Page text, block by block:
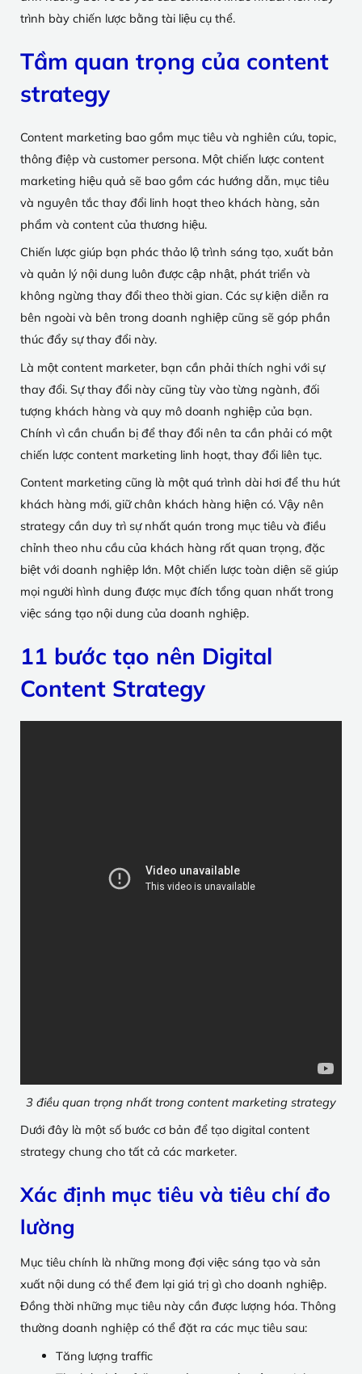
trình bày chiến lược bằng tài liệu cụ thể.
Tầm quan trọng của content
strategy
Content marketing bao gồm mục tiêu và nghiên cứu, topic,
thông điệp và customer persona. Một chiến lược content
marketing hiệu quả sẽ bao gồm các hướng dẫn, mục tiêu
và nguyên tắc thay đổi linh hoạt theo khách hàng, sản
phẩm và content của thương hiệu.
Chiến lược giúp bạn phác thảo lộ trình sáng tạo, xuất bản
và quản lý nội dung luôn được cập nhật, phát triển và
không ngừng thay đổi theo thời gian. Các sự kiện diễn ra
bên ngoài và bên trong doanh nghiệp cũng sẽ góp phần
thúc đẩy sự thay đổi này.
Là một content marketer, bạn cần phải thích nghi với sự
thay đổi. Sự thay đổi này cũng tùy vào từng ngành, đối
tượng khách hàng và quy mô doanh nghiệp của bạn.
Chính vì cần chuẩn bị để thay đổi nên ta cần phải có một
chiến lược content marketing linh hoạt, thay đổi liên tục.
Content marketing cũng là một quá trình dài hơi để thu hút
khách hàng mới, giữ chân khách hàng hiện có. Vậy nên
strategy cần duy trì sự nhất quán trong mục tiêu và điều
chỉnh theo nhu cầu của khách hàng rất quan trọng, đặc
biệt với doanh nghiệp lớn. Một chiến lược toàn diện sẽ giúp
mọi người hình dung được mục đích tổng quan nhất trong
việc sáng tạo nội dung của doanh nghiệp.
11 bước tạo nên Digital
Content Strategy
3 điều quan trọng nhất trong content marketing strategy
Dưới đây là một số bước cơ bản để tạo digital content
strategy chung cho tất cả các marketer.
Xác định mục tiêu và tiêu chí đo
lường
Mục tiêu chính là những mong đợi việc sáng tạo và sản
xuất nội dung có thể đem lại giá trị gì cho doanh nghiệp.
Đồng thời những mục tiêu này cần được lượng hóa. Thông
thường doanh nghiệp có thể đặt ra các mục tiêu sau:
Tăng lượng traffic